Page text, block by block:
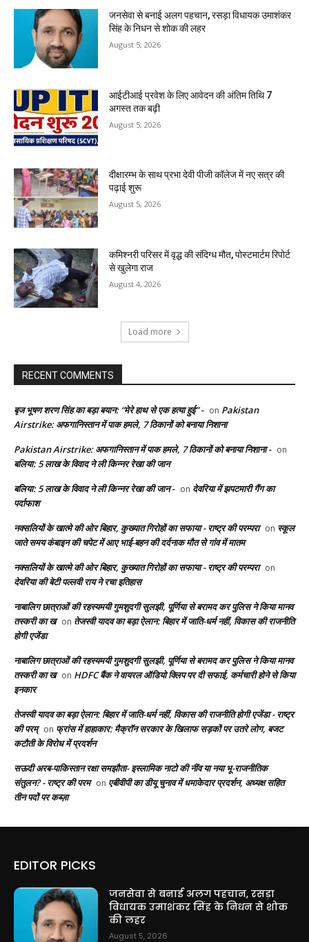
जनसेवा से बनाई अलग पहचान, रसड़ा विधायक उमाशंकर
सिंह के निधन से शोक की लहर
August 5, 2026
आईटीआई प्रवेश के लिए आवेदन की अंतिम तिथि 7
अगस्त तक बढ़ी
August 5, 2026
दीक्षारम्भ के साथ प्रभा देवी पीजी कॉलेज में नए सत्र की
पढ़ाई शुरू
August 5, 2026
कमिश्नरी परिसर में वृद्ध की संदिग्ध मौत, पोस्टमार्टम रिपोर्ट
से खुलेगा राज
August 4, 2026
Load more
RECENT COMMENTS
बृज भूषण शरण सिंह का बड़ा बयान: “मेरे हाथ से एक हत्या हुई” - on Pakistan
Airstrike: अफगानिस्तान में पाक हमले, 7 ठिकानों को बनाया निशाना
Pakistan Airstrike: अफगानिस्तान में पाक हमले, 7 ठिकानों को बनाया निशाना - on
बलिया: 5 लाख के विवाद ने ली किन्नर रेखा की जान
बलिया: 5 लाख के विवाद ने ली किन्नर रेखा की जान - on देवरिया में झपटमारी गैंग का
पर्दाफाश
नक्सलियों के खात्मे की ओर बिहार, कुख्यात गिरोहों का सफाया - राष्ट्र की परम्परा on स्कूल
जाते समय कंबाइन की चपेट में आए भाई-बहन की दर्दनाक मौत से गांव में मातम
नक्सलियों के खात्मे की ओर बिहार, कुख्यात गिरोहों का सफाया - राष्ट्र की परम्परा on
देवरिया की बेटी पल्लवी राय ने रचा इतिहास
नाबालिग छात्राओं की रहस्यमयी गुमशुदगी सुलझी, पूर्णिया से बरामद कर पुलिस ने किया मानव
तस्करी का ख on तेजस्वी यादव का बड़ा ऐलान: बिहार में जाति-धर्म नहीं, विकास की राजनीति
होगी एजेंडा
नाबालिग छात्राओं की रहस्यमयी गुमशुदगी सुलझी, पूर्णिया से बरामद कर पुलिस ने किया मानव
तस्करी का ख on HDFC बैंक ने वायरल ऑडियो क्लिप पर दी सफाई, कर्मचारी होने से किया
इनकार
तेजस्वी यादव का बड़ा ऐलान: बिहार में जाति-धर्म नहीं, विकास की राजनीति होगी एजेंडा - राष्ट्र
की परम् on फ्रांस में हाहाकार: मैक्रॉन सरकार के खिलाफ सड़कों पर उतरे लोग, बजट
कटौती के विरोध में प्रदर्शन
सऊदी अरब-पाकिस्तान रक्षा समझौता- इस्लामिक नाटो की नींव या नया भू-राजनीतिक
संतुलन? - राष्ट्र की परम on एबीवीपी का डीयू चुनाव में धमाकेदार प्रदर्शन, अध्यक्ष सहित
तीन पदों पर कब्ज़ा
EDITOR PICKS
जनसेवा से बनाई अलग पहचान, रसड़ा
विधायक उमाशंकर सिंह के निधन से शोक
की लहर
August 5, 2026